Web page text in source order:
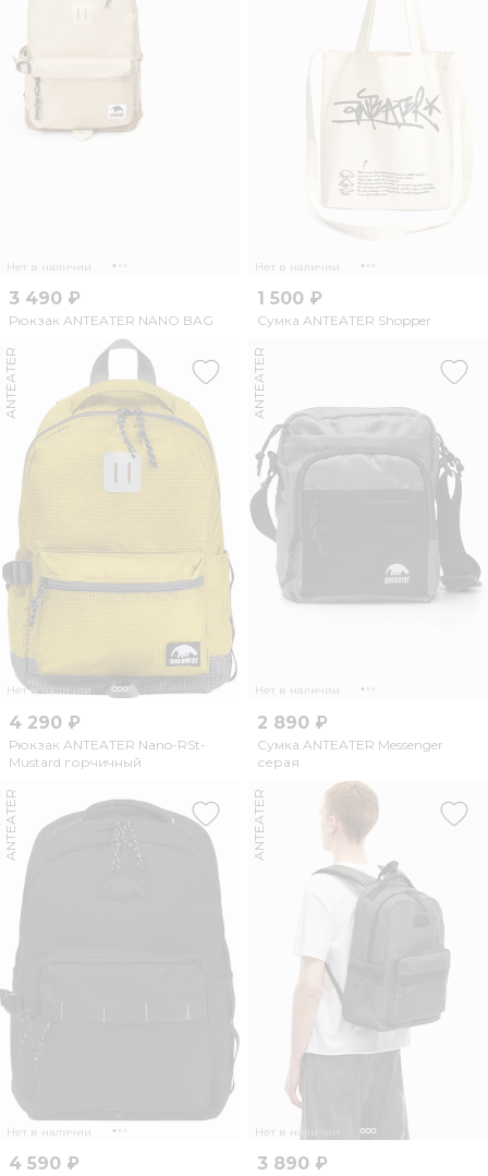
Нет в наличии
3 490 ₽
Рюкзак ANTEATER NANO BAG
Нет в наличии
1 500 ₽
Сумка ANTEATER Shopper
Нет в наличии
ANTEATER
4 290 ₽
Рюкзак ANTEATER Nano-RSt-
Mustard горчичный
Нет в наличии
ANTEATER
2 890 ₽
Сумка ANTEATER Messenger
серая
Нет в наличии
ANTEATER
4 590 ₽
Нет в наличии
ANTEATER
3 890 ₽